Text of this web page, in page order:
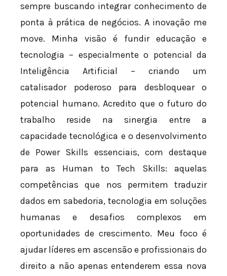
sempre buscando integrar conhecimento de
ponta à prática de negócios. A inovação me
move. Minha visão é fundir educação e
tecnologia – especialmente o potencial da
Inteligência Artificial – criando um
catalisador poderoso para desbloquear o
potencial humano. Acredito que o futuro do
trabalho reside na sinergia entre a
capacidade tecnológica e o desenvolvimento
de Power Skills essenciais, com destaque
para as Human to Tech Skills: aquelas
competências que nos permitem traduzir
dados em sabedoria, tecnologia em soluções
humanas e desafios complexos em
oportunidades de crescimento. Meu foco é
ajudar líderes em ascensão e profissionais do
direito a não apenas entenderem essa nova